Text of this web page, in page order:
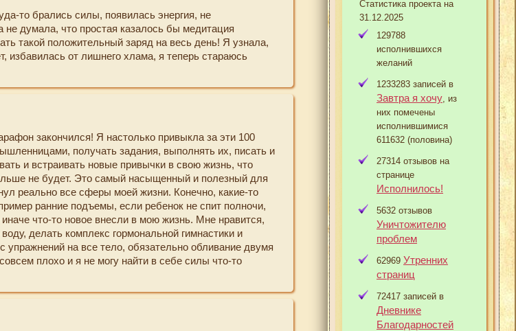
волшебный и нужный марафон, я очень много
уже научилась, Вы даете просто отличную
и здоровый образ жизни! Творческих Вам успехов,
то брались силы, появилась энергия, не
не думала, что простая казалось бы медитация
такой положительный заряд на весь день! Я узнала,
избавилась от лишнего хлама, я теперь стараюсь
дела, учусь не впитывать в себя негативную
замечать, как шевелятся от ветра на деревьях
я каждый день стараюсь видеть то, на что раньше
Спасибо огромное, Катюша, за науку, за то,
материал делитесь им с нами, помогая понять нам
взглянуть на мир, на то, что нас окружает
Верить, что мы всегда можем получить то, о чем
правильно все сформулировать.
сайт, но ни одной минуты не пожалела, что провожу
со Светланой спасибо!
закончился! Я настолько привыкла за эти 100
получать задания, выполнять их, писать и
и встраивать новые привычки в свою жизнь, что
не будет. Это самый насыщенный и полезный для
реально все сферы моей жизни. Конечно, какие-то
ранние подъемы, если ребенок не спит полночи,
иначе что-то новое внесли в мою жизнь. Мне нравится,
делать комплекс гормональной гимнастики и
упражнений на все тело, обязательно обливание двумя
плохо и я не могу найти в себе силы что-то
давления, я знаю, что только вода придаст мне
которое можно сделать прямо сейчас (помыть
Статистика проекта на
31.12.2025
129788
исполнившихся
желаний
1233283 записей в
Завтра я хочу , из
них помечены
исполнившимися
611632 (половина)
27314 отзывов на
странице
Исполнилось!
5632 отзывов
Уничтожителю
проблем
62969 Утренних
страниц
72417 записей в
Дневнике
Благодарностей